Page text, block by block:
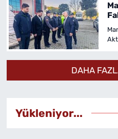
ve
DAHA
Yükleniyor...